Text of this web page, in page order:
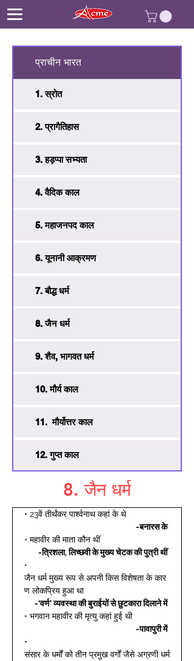
प्राचीन भारत
1. स्रोत
2. प्रागैतिहास
3. हड़प्पा सभ्यता
4. वैदिक काल
5. महाजनपद काल
6. यूनानी आक्रमण
7. बौद्ध धर्म
8. जैन धर्म
9. शैव, भागवत धर्म
10. मौर्य काल
11. मौर्योत्तर काल
12. गुप्त काल
8. जैन धर्म
• 23वें तीर्थंकर पार्श्वनाथ कहां के थे
-बनारस के
• महावीर की माता कौन थीं
-त्रिशला, लिच्छवी के मुख्य चेटक की पुत्री थीं
•
जैन धर्म मुख्य रूप से अपनी किस विशेषता के कार
ण लोकप्रिय हुआ था
-‘वर्ण’ व्यवस्था की बुराईयों से छुटकारा दिलाने में
• भगवान महावीर की मृत्यु कहां हुई थी
-पावापुरी में
•
संसार के धर्मों को तीन प्रमुख वर्गों जैसे अग्रणी धर्म